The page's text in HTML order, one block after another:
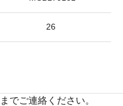
26
でご連絡ください。